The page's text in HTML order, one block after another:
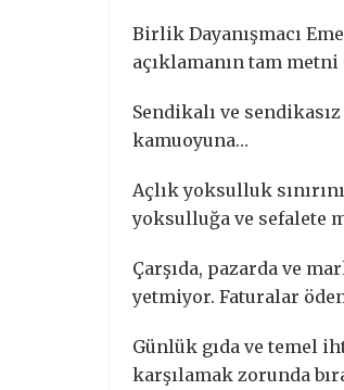
Birlik Dayanışmacı
açıklamanın tam metni
Sendikalı ve
kamuoyuna…
Açlık yoksulluk
yoksulluğa ve sefalete
Çarşıda, pazarda ve
yetmiyor. Faturalar
Günlük gıda ve temel
karşılamak zorunda